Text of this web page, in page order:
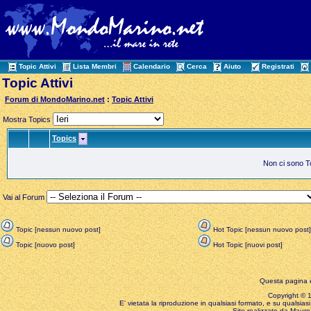
Topic Attivi Lista Membri Calendario Cerca Aiuto Registrati
Topic Attivi
Forum di MondoMarino.net :Topic Attivi
Mostra Topics
Topics
Non ci sono
Vai al Forum
Topic [nessun nuovo post]
Hot Topic [nessun nuovo post]
Topic [nuovo post]
Hot Topic [nuovi post]
Questa pagina
Copyright ©
E' vietata la riproduzione in qualsiasi formato, e su